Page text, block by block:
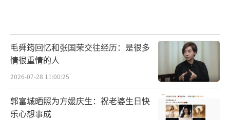
毛舜筠回忆和张国荣交往经历：是很多
情很重情的人
2026-07-28 11:00:25
郭富城晒照为方媛庆生：祝老婆生日快
乐心想事成